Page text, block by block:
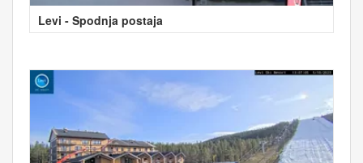
Levi - Spodnja postaja